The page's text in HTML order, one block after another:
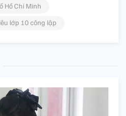
Hồ Chí Minh
lớp 10 công lập